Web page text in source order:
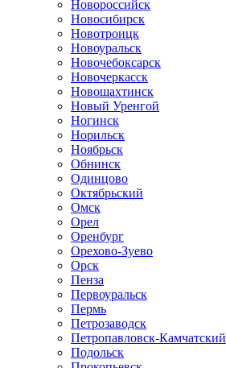
Новороссийск
Новосибирск
Новотроицк
Новоуральск
Новочебоксарск
Новочеркасск
Новошахтинск
Новый Уренгой
Ногинск
Норильск
Ноябрьск
Обнинск
Одинцово
Октябрьский
Омск
Орел
Оренбург
Орехово-Зуево
Орск
Пенза
Первоуральск
Пермь
Петрозаводск
Петропавловск-Камчатский
Подольск